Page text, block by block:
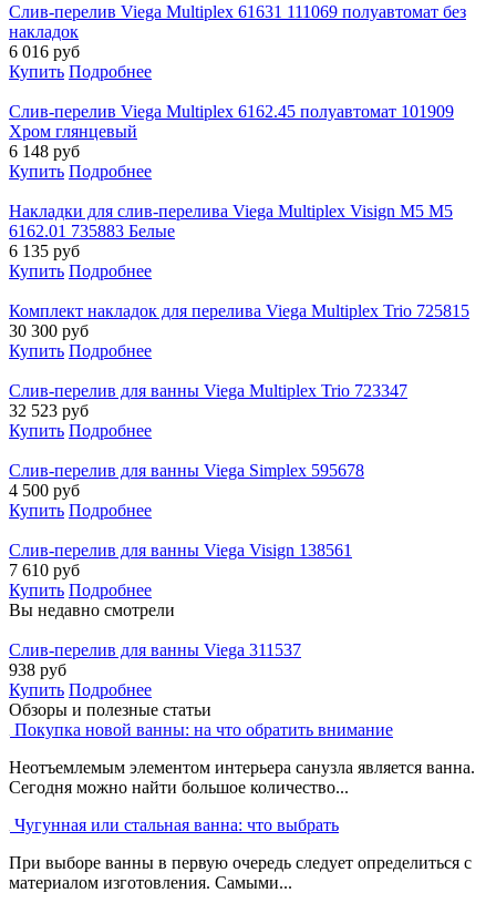
Слив-перелив Viega Multiplex 61631 111069 полуавтомат без
накладок
6 016 руб
Купить Подробнее
Слив-перелив Viega Multiplex 6162.45 полуавтомат 101909
Хром глянцевый
6 148 руб
Купить Подробнее
Накладки для слив-перелива Viega Multiplex Visign M5 M5
6162.01 735883 Белые
6 135 руб
Купить Подробнее
Комплект накладок для перелива Viega Multiplex Trio 725815
30 300 руб
Купить Подробнее
Слив-перелив для ванны Viega Multiplex Trio 723347
32 523 руб
Купить Подробнее
Слив-перелив для ванны Viega Simplex 595678
4 500 руб
Купить Подробнее
Слив-перелив для ванны Viega Visign 138561
7 610 руб
Купить Подробнее
Вы недавно смотрели
Слив-перелив для ванны Viega 311537
938 руб
Купить Подробнее
Обзоры и полезные статьи
Покупка новой ванны: на что обратить внимание
Неотъемлемым элементом интерьера санузла является ванна.
Сегодня можно найти большое количество...
Чугунная или стальная ванна: что выбрать
При выборе ванны в первую очередь следует определиться с
материалом изготовления. Самыми...